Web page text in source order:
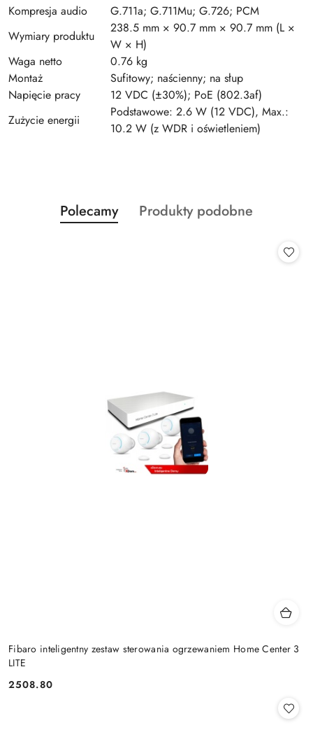
Kompresja audio
G.711a; G.711Mu; G.726; PCM
Wymiary produktu
238.5 mm × 90.7 mm × 90.7 mm (L ×
W × H)
Waga netto
0.76 kg
Montaż
Sufitowy; naścienny; na słup
Napięcie pracy
12 VDC (±30%); PoE (802.3af)
Zużycie energii
Podstawowe: 2.6 W (12 VDC), Max.:
10.2 W (z WDR i oświetleniem)
Pomiń karuzelę produktów
Produkty
o
Polecamy
Produkty
Produkty podobne
Fibaro inteligentny zestaw sterowania ogrzewaniem Home Center 3
LITE
Cena:
2508.80